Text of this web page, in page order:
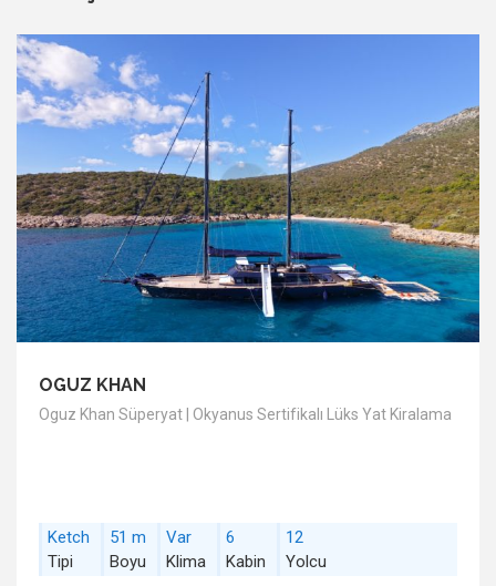
OGUZ KHAN
Oguz Khan Süperyat | Okyanus Sertifikalı Lüks Yat Kiralama
Ketch
Tipi
51 m
Boyu
Var
Klima
6
Kabin
12
Yolcu